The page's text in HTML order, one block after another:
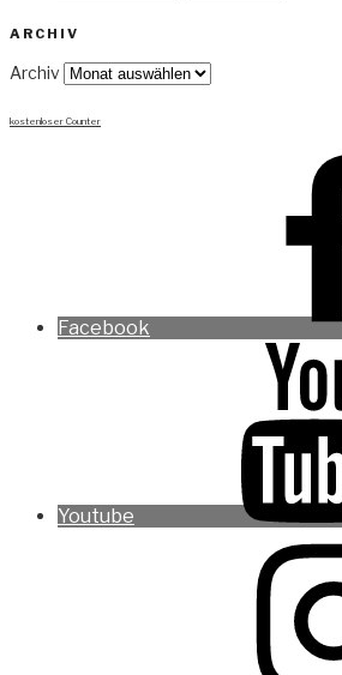
ARCHIV
Archiv
kostenloser Counter
Facebook
Youtube